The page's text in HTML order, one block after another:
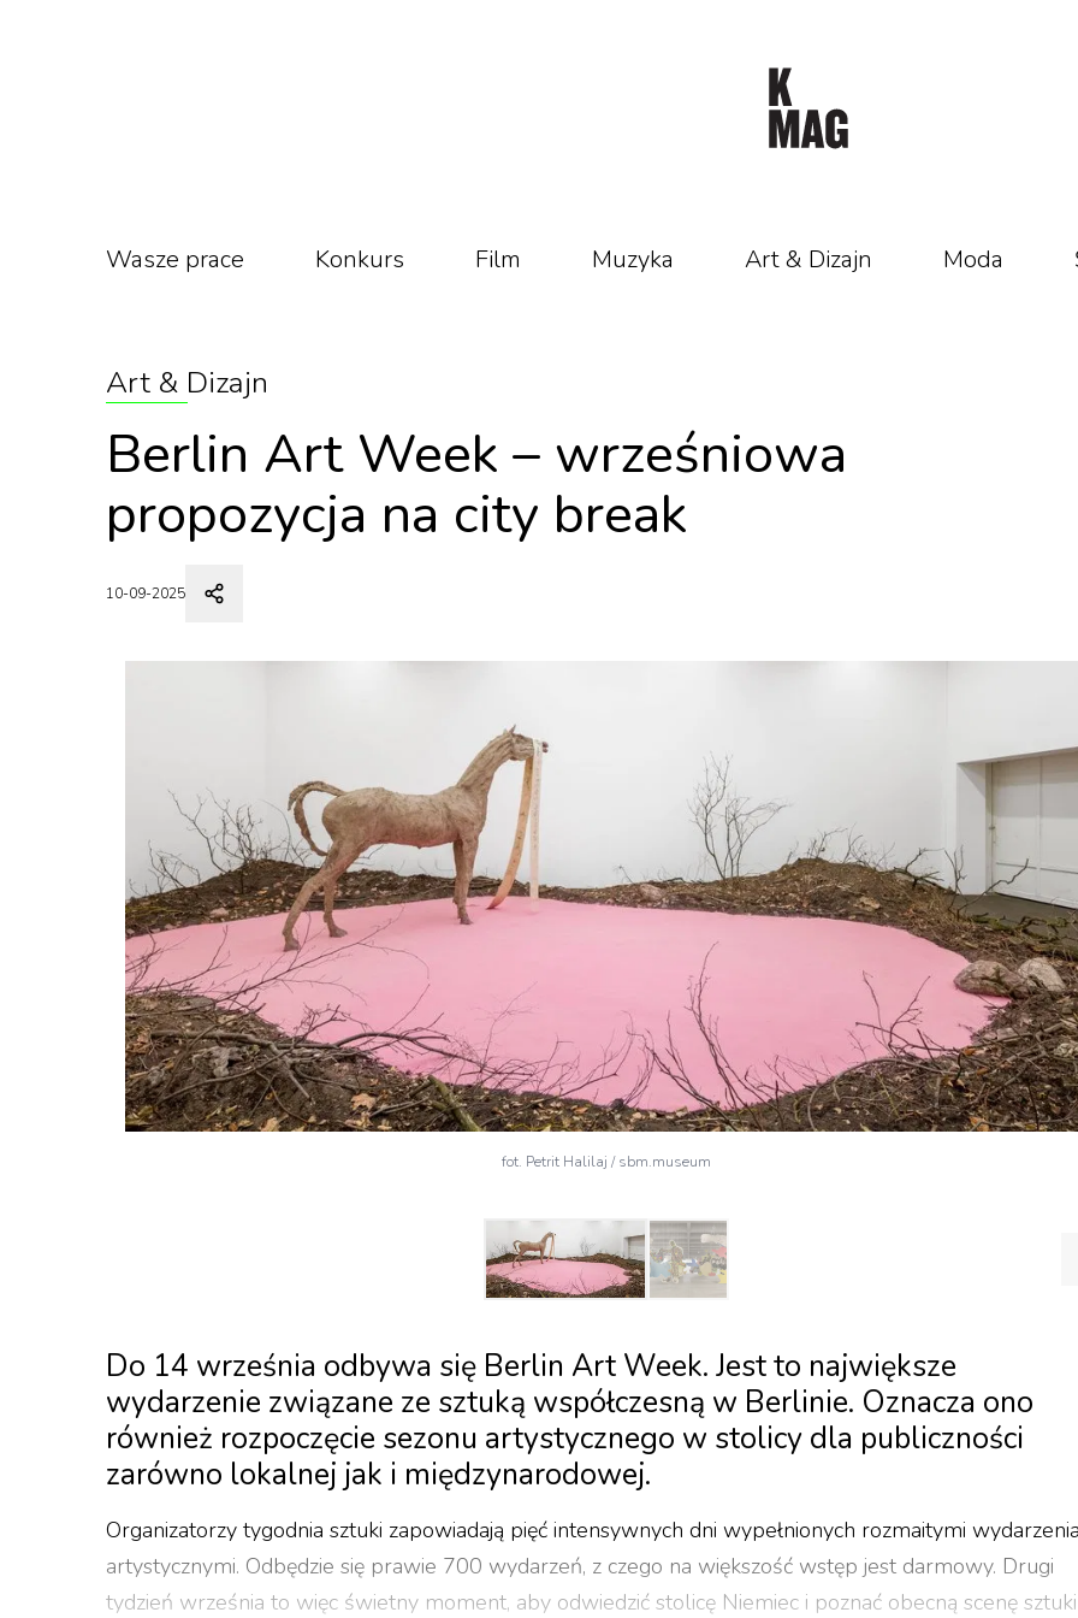
Wasze prace Konkurs Film Muzyka Art & Dizajn Moda
Art & Dizajn
Berlin Art Week – wrześniowa
propozycja na city break
10-09-2025
fot. Petrit Halilaj / sbm.museum
Do 14 września odbywa się Berlin Art Week. Jest to największe
wydarzenie związane ze sztuką współczesną w Berlinie. Oznacza ono
również rozpoczęcie sezonu artystycznego w stolicy dla publiczności
zarówno lokalnej jak i międzynarodowej.
Organizatorzy tygodnia sztuki zapowiadają pięć intensywnych dni wypełnionych rozmaitymi
artystycznymi. Odbędzie się prawie 700 wydarzeń, z czego na większość wstęp jest darmowy. Drugi
tydzień września to więc świetny moment, aby odwiedzić stolicę Niemiec i poznać obecną scenę sztuki